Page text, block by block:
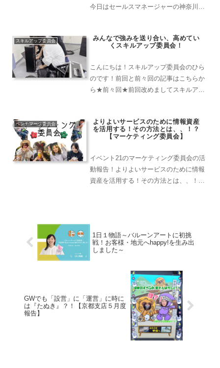
今日はセールスマネージャーの神奈川支
た。それはとある高校の学園祭の音響を
スキルアップ委員会
みんなで強みを送り合い、高めてい
くスキルアップ委員会！
こんにちは！スキルアップ委員会のひら
のです！前回と前々回の記事はこちらか
ら★前々回★前回改めましてスキルアッ
有化を推進する」というミッションの
元、今年は「全社員が持って...
ベンチマーク委員会
よりよいサービスのために情報資産
を活用する！その方法とは、、！？
【マーケティング委員会】
イベント21のマーケティング委員会の活
動報告！よりよいサービスのために情報
資産を活用する！その方法とは、、！？
ョンもご紹介！
1日１物語～バルーンアートに初挑
戦！お客様・地元へhappy!を生み出
しました～
GWでも「設営」に「運営」に時に
は『たぬき』？！【京都支店５月度
報告】